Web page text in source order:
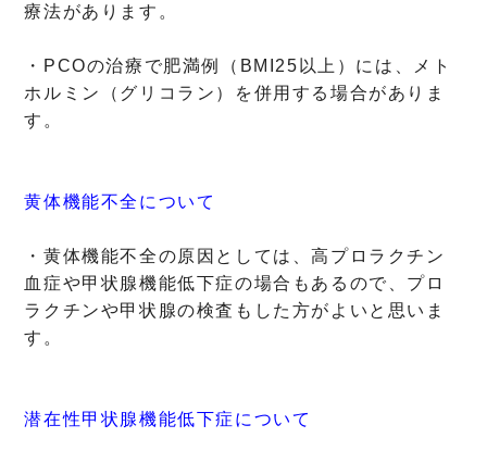
療法があります。
・PCOの治療で肥満例（BMI25以上）には、メト
ホルミン（グリコラン）を併用する場合がありま
す。
黄体機能不全について
・黄体機能不全の原因としては、高プロラクチン
血症や甲状腺機能低下症の場合もあるので、プロ
ラクチンや甲状腺の検査もした方がよいと思いま
す。
潜在性甲状腺機能低下症について